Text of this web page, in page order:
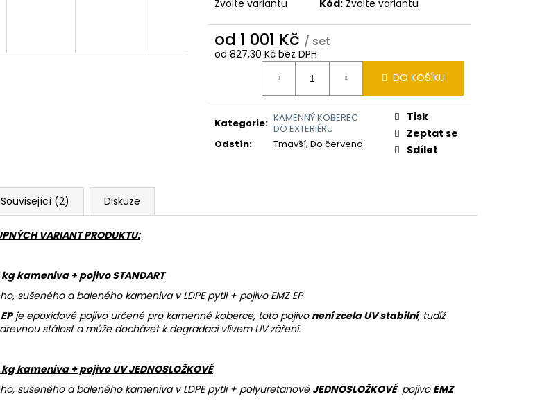
Zvolte variantu Kód: Zvolte variantu
od 1 001 Kč / set
od 827,30 Kč bez DPH
DO KOŠÍKU
Kategorie: KAMENNÝ KOBEREC
DO EXTERIÉRU
Odstín: Tmavší, Do červena
Tisk
Zeptat se
Sdílet
Související (2) Diskuze
VARIANT PRODUKTU:
kameniva + pojivo STANDART
sušeného a baleného kameniva v LDPE pytli + pojivo EMZ EP
je epoxidové pojivo určené pro kamenné koberce, toto pojivo není zcela UV stabilní, tudíž
stálost a může docházet k degradaci vlivem UV záření.
kameniva + pojivo UV JEDNOSLOŽKOVÉ
sušeného a baleného kameniva v LDPE pytli + polyuretanovéJEDNOSLOŽKOVÉ pojivo EMZ